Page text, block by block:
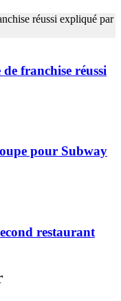
franchise réussi
pour Subway
restaurant